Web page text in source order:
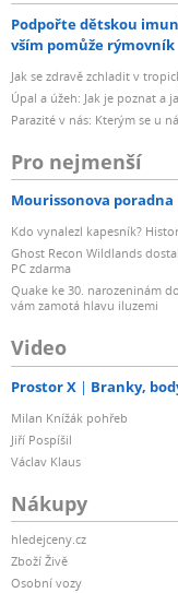
Podpořte dětskou
vším pomůže rýmovník
Jak se zdravě zchladit v
Úpal a úžeh: Jak je poznat a
Parazité v nás: Kterým se u
Pro nejmenší
Mourissonova poradna
Kdo vynalezl kapesník?
Ghost Recon Wildlands
PC zdarma
Quake ke 30. narozeninám
vám zamotá hlavu iluzemi
Video
Prostor X Branky,
Milan Knížák pohřeb
Jiří Pospíšil
Václav Klaus
Nákupy
hledejceny.cz
Zboží Živě
Osobní vozy